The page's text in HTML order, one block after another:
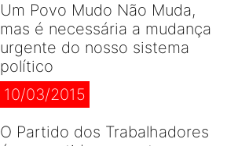
Um Povo Mudo Não Muda,
mas é necessária a mudança
urgente do nosso sistema
político
10/03/2015
O Partido dos Trabalhadores